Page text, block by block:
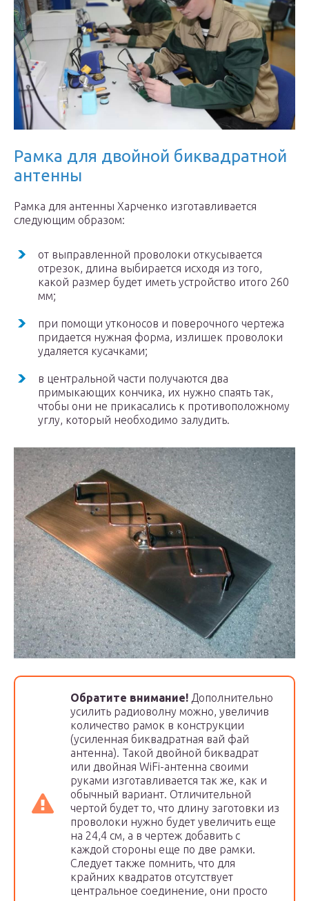
Рамка для двойной биквадратной
антенны
Рамка для антенны Харченко изготавливается
следующим образом:
от выправленной проволоки откусывается
отрезок, длина выбирается исходя из того,
какой размер будет иметь устройство итого 260
мм;
при помощи утконосов и поверочного чертежа
придается нужная форма, излишек проволоки
удаляется кусачками;
в центральной части получаются два
примыкающих кончика, их нужно спаять так,
чтобы они не прикасались к противоположному
углу, который необходимо залудить.
Обратите внимание! Дополнительно
усилить радиоволну можно, увеличив
количество рамок в конструкции
(усиленная биквадратная вай фай
антенна). Такой двойной биквадрат
или двойная WiFi-антенна своими
руками изготавливается так же, как и
обычный вариант. Отличительной
чертой будет то, что длину заготовки из
проволоки нужно будет увеличить еще
на 24,4 см, а в чертеж добавить с
каждой стороны еще по две рамки.
Следует также помнить, что для
крайних квадратов отсутствует
центральное соединение, они просто